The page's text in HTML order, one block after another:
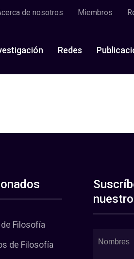
de nosotros Miembros
Redes
Filosofía
de Filosofía